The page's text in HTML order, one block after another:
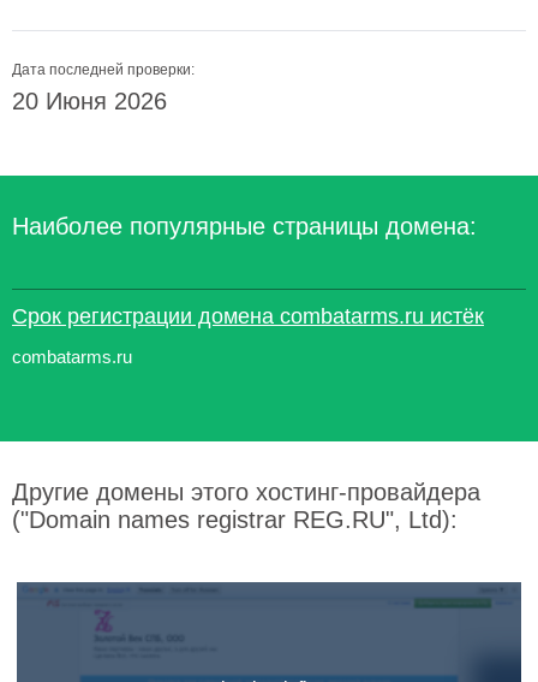
Дата последней проверки:
20 Июня 2026
Наиболее популярные страницы домена:
Срок регистрации домена combatarms.ru истёк
combatarms.ru
Другие домены этого хостинг-провайдера
("Domain names registrar REG.RU", Ltd):